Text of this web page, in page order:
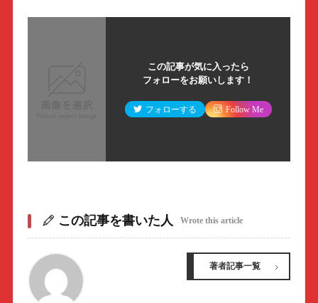
この記事が気に入ったら
フォローをお願いします！
フォローする Follow Me
この記事を書いた人 Wrote this article
著者記事一覧